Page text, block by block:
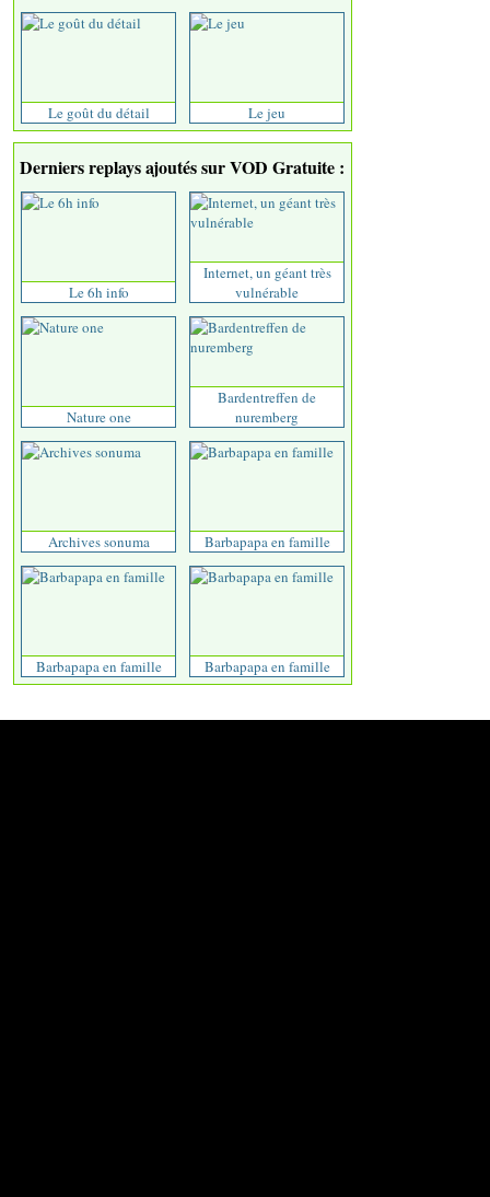
Le goût du détail Le jeu
Derniers replays ajoutés sur VOD Gratuite :
Le 6h info
Internet, un géant très
vulnérable
Nature one
Bardentreffen de
nuremberg
Archives sonuma Barbapapa en famille
Barbapapa en famille Barbapapa en famille